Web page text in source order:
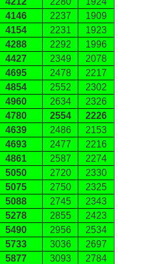
4146 2237
1909
4154 2231
1923
4288 2292
1996
4427 2349
2078
4695 2478
2217
4854 2552
2302
4960 2634
2326
4780 2554
2226
4639 2486
2153
4693 2477
2216
4861 2587
2274
5050 2720
2330
5075 2750
2325
5088 2745
2343
5278 2855
2423
5490 2956
2534
5733 3036
2697
5877 3093
2784